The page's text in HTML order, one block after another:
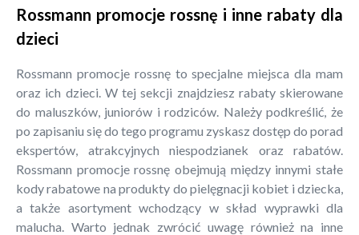
Rossmann promocje rossnę i inne rabaty dla
dzieci
Rossmann promocje rossnę to specjalne miejsca dla mam
oraz ich dzieci. W tej sekcji znajdziesz rabaty skierowane
do maluszków, juniorów i rodziców. Należy podkreślić, że
po zapisaniu się do tego programu zyskasz dostęp do porad
ekspertów, atrakcyjnych niespodzianek oraz rabatów.
Rossmann promocje rossnę obejmują między innymi stałe
kody rabatowe na produkty do pielęgnacji kobiet i dziecka,
a także asortyment wchodzący w skład wyprawki dla
malucha. Warto jednak zwrócić uwagę również na inne